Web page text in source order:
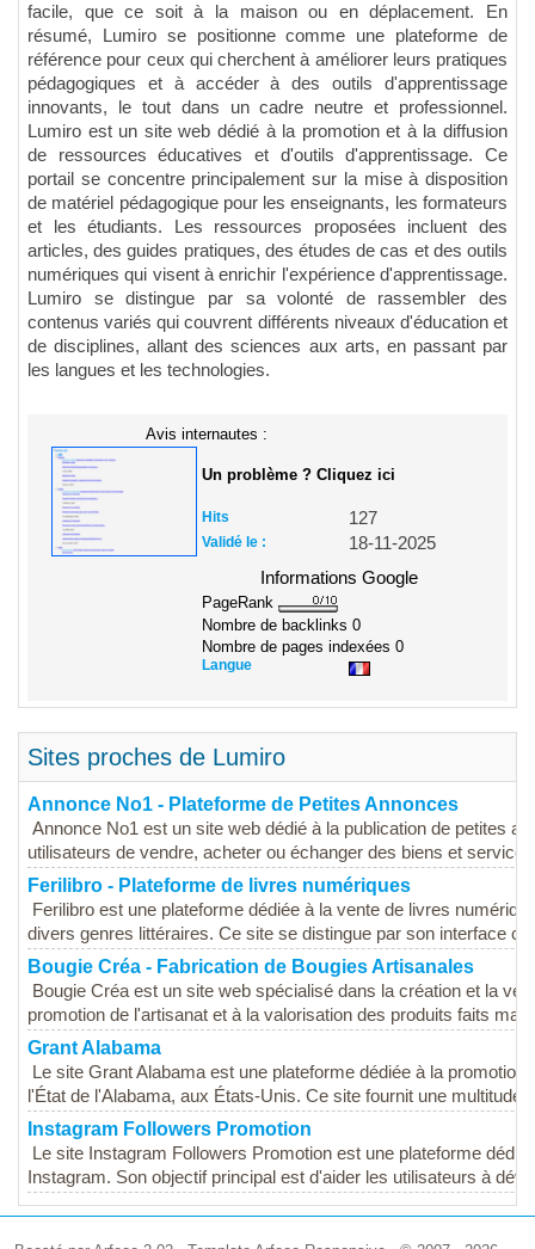
facile, que ce soit à la maison ou en déplacement. En
résumé, Lumiro se positionne comme une plateforme de
référence pour ceux qui cherchent à améliorer leurs pratiques
pédagogiques et à accéder à des outils d'apprentissage
innovants, le tout dans un cadre neutre et professionnel.
Lumiro est un site web dédié à la promotion et à la diffusion
de ressources éducatives et d'outils d'apprentissage. Ce
portail se concentre principalement sur la mise à disposition
de matériel pédagogique pour les enseignants, les formateurs
et les étudiants. Les ressources proposées incluent des
articles, des guides pratiques, des études de cas et des outils
numériques qui visent à enrichir l'expérience d'apprentissage.
Lumiro se distingue par sa volonté de rassembler des
contenus variés qui couvrent différents niveaux d'éducation et
de disciplines, allant des sciences aux arts, en passant par
les langues et les technologies.
Avis internautes :
Un problème ? Cliquez ici
Hits 127
Validé le :
18-11-2025
Informations Google
PageRank
Nombre de backlinks 0
Nombre de pages indexées 0
Langue
Sites proches de Lumiro
Annonce No1 - Plateforme de Petites Annonces
Annonce No1 est un site web dédié à la publication de petites
utilisateurs de vendre, acheter ou échanger des biens et
Ferilibro - Plateforme de livres numériques
Ferilibro est une plateforme dédiée à la vente de livres
divers genres littéraires. Ce site se distingue par son interface
Bougie Créa - Fabrication de Bougies Artisanales
Bougie Créa est un site web spécialisé dans la création et la
promotion de l'artisanat et à la valorisation des produits faits
Grant Alabama
Le site Grant Alabama est une plateforme dédiée à la
l'État de l'Alabama, aux États-Unis. Ce site fournit une multitude...
Instagram Followers Promotion
Le site Instagram Followers Promotion est une plateforme
Instagram. Son objectif principal est d'aider les utilisateurs à